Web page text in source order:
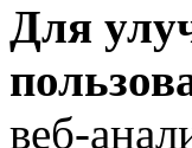
Для
веб-